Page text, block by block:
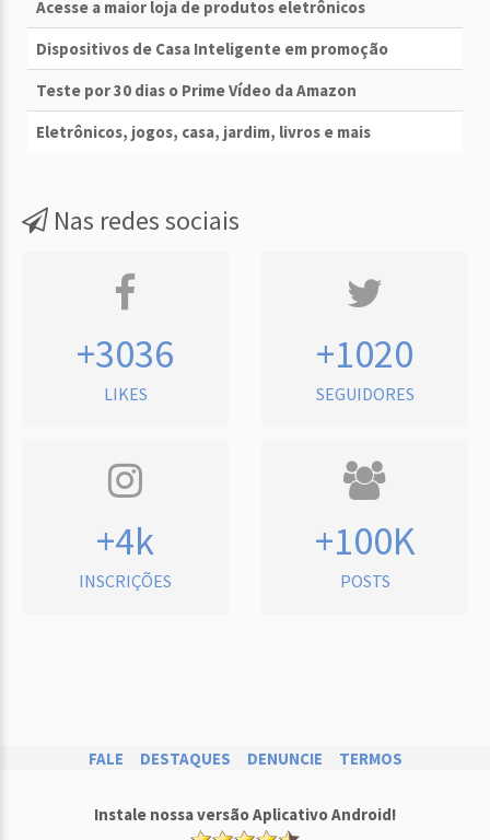
Acesse a maior loja de produtos eletrônicos
Dispositivos de Casa Inteligente em promoção
Teste por 30 dias o Prime Vídeo da Amazon
Eletrônicos, jogos, casa, jardim, livros e mais
Nas redes sociais
+3036
LIKES
+1020
SEGUIDORES
+4k
INSCRIÇÕES
+100K
POSTS
FALE DESTAQUES DENUNCIE TERMOS
Instale nossa versão Aplicativo Android!